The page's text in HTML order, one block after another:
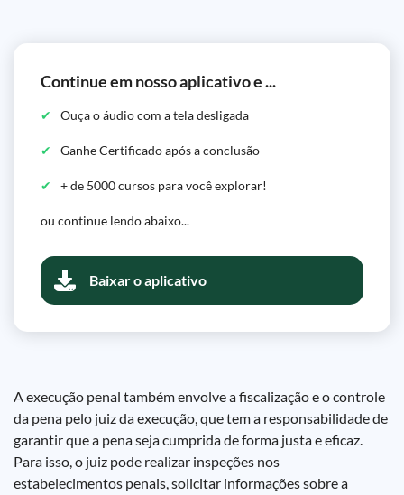
Continue em nosso aplicativo e ...
Ouça o áudio com a tela desligada
Ganhe Certificado após a conclusão
+ de 5000 cursos para você explorar!
ou continue lendo abaixo...
Baixar o aplicativo
A execução penal também envolve a fiscalização e o controle
da pena pelo juiz da execução, que tem a responsabilidade de
garantir que a pena seja cumprida de forma justa e eficaz.
Para isso, o juiz pode realizar inspeções nos
estabelecimentos penais, solicitar informações sobre a